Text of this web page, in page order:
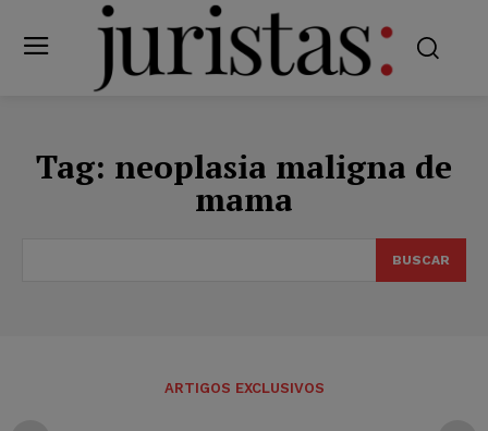
Tag: neoplasia maligna de
mama
BUSCAR
ARTIGOS EXCLUSIVOS